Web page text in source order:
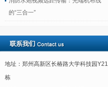
的“三合一”
地址：郑州高新区长椿路大学科技园Y21
栋